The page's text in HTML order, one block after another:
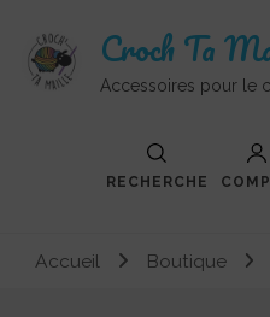
Croch Ta
Accessoires pour le
RECHERCHE
Votre
Accueil Boutique